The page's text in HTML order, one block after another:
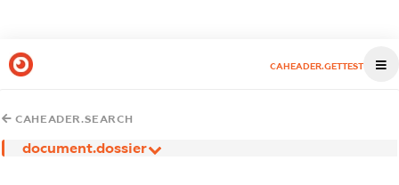
CAHEADER.GETTEST
CAHEADER.SEARCH
document.dossier